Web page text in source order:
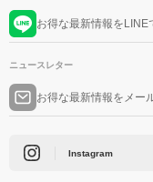
お得な最新情報をLINE
ニュースレター
お得な最新情報をメー
Instagram